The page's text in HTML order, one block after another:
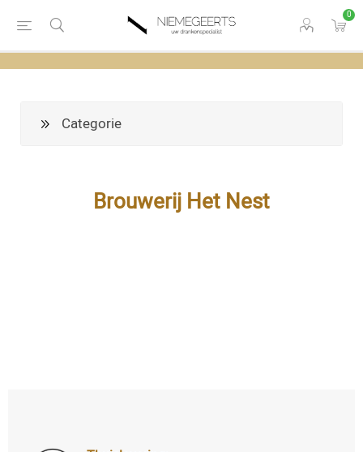
0
Categorie
Brouwerij Het Nest